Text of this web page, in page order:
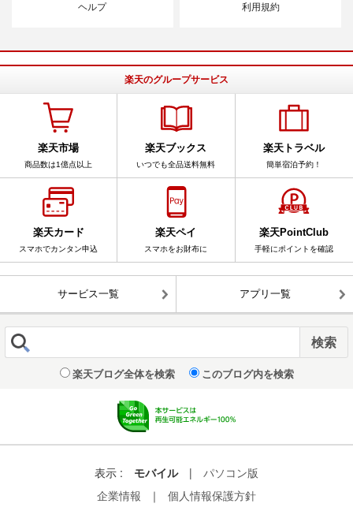
ヘルプ 利用規約
楽天のグループサービス
楽天市場
商品数は1億点以上
楽天ブックス
いつでも全品送料無料
楽天トラベル
簡単宿泊予約！
楽天カード
スマホでカンタン申込
楽天ペイ
スマホをお財布に
楽天PointClub
手軽にポイントを確認
サービス一覧 アプリ一覧
楽天ブログ全体を検索 このブログ内を検索
表示 : モバイル |
パソコン版
企業情報
｜ 個人情報保護方針